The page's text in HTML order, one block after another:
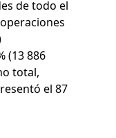
de todo el
(13 886
total,
el 87